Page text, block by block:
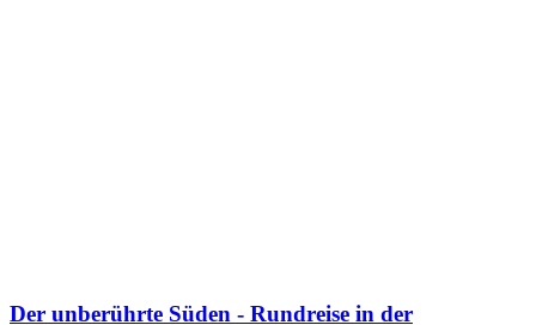
Der unberührte Süden - Rundreise in der